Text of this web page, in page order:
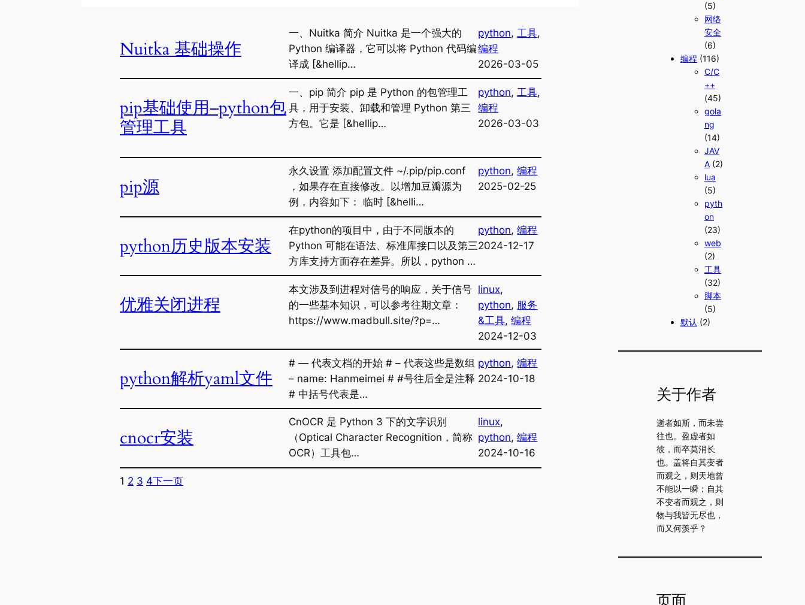
Nuitka 基础操作
一、Nuitka 简介 Nuitka 是一个强大的
Python 编译器，它可以将 Python 代码编
译成 [&hellip…
python, 工具
编程
2026-03-05
pip基础使用–python包
管理工具
一、pip 简介 pip 是 Python 的包管理工
具，用于安装、卸载和管理 Python 第三
方包。它是 [&hellip…
python, 工具
编程
2026-03-03
pip源
永久设置 添加配置文件 ~/.pip/pip.conf
，如果存在直接修改。以增加豆瓣源为
例，内容如下： 临时 [&helli…
python, 编程
2025-02-25
python历史版本安装
在python的项目中，由于不同版本的
Python 可能在语法、标准库接口以及第三
方库支持方面存在差异。所以，python …
python, 编程
2024-12-17
优雅关闭进程
本文涉及到进程对信号的响应，关于信号
的一些基本知识，可以参考往期文章：
https://www.madbull.site/?p=…
linux
python, 服务
&工具, 编程
2024-12-03
python解析yaml文件
# — 代表文档的开始 # – 代表这些是数组
– name: Hanmeimei # #号往后全是注释
# 中括号代表是…
python, 编程
2024-10-18
cnocr安装
CnOCR 是 Python 3 下的文字识别
（Optical Character Recognition，简称
OCR）工具包…
linux
python, 编程
2024-10-16
1 2 3 4下一页
(5)
网络
安全
(6)
编程 (116)
C/C
++
(45)
gola
ng
(14)
JAV
A (2)
lua
(5)
pyth
on
(23)
web
(2)
工具
(32)
脚本
(5)
默认 (2)
关于作者
逝者如斯，而未尝
往也。盈虚者如
彼，而卒莫消长
也。盖将自其变者
而观之，则天地曾
不能以一瞬；自其
不变者而观之，则
物与我皆无尽也，
而又何羡乎？
页面